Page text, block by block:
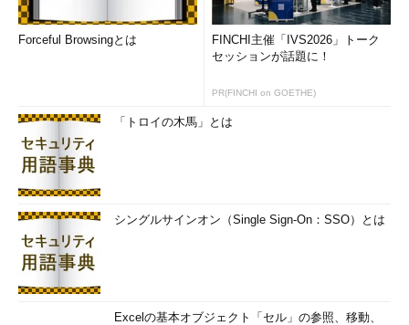
トラブルに見舞われることになります。
マイクロソフトは救済策として「Show or hide updates
をダウンロード提供し、更新プログラムやドライバがインストー
しかし、このツールが役に立つのは、インストール前に問題が
ある更新プログラムであることを知っているか、またはインスト
ールされてしまった問題のある更新プログラムをアンインストー
ルできた後か、またはバックアップやシステム状態からインスト
ール前に復元できることが必要です。
これでは、多くの一般ユーザーが簡単にできるトラブルシュー
ティング方法とは言えません。既定では、Windows UpdateでPC
が自動的に（勝手に）再起動するのですから、その後、PCが正
Forceful Browsingとは
FINCHI主催「IVS2026」トーク
セッションが話題に！
PR(FINCHI on GOETHE)
「トロイの木馬」とは
シングルサインオン（Single Sign-On：SSO）とは
Excelの基本オブジェクト「セル」の参照、移動、